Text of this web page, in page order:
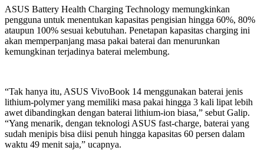
ASUS Battery Health Charging Technology memungkinkan
pengguna untuk menentukan kapasitas pengisian hingga 60%, 80%
ataupun 100% sesuai kebutuhan. Penetapan kapasitas charging ini
akan memperpanjang masa pakai baterai dan menurunkan
kemungkinan terjadinya baterai melembung.
“Tak hanya itu, ASUS VivoBook 14 menggunakan baterai jenis
lithium-polymer yang memiliki masa pakai hingga 3 kali lipat lebih
awet dibandingkan dengan baterai lithium-ion biasa,” sebut Galip.
“Yang menarik, dengan teknologi ASUS fast-charge, baterai yang
sudah menipis bisa diisi penuh hingga kapasitas 60 persen dalam
waktu 49 menit saja,” ucapnya.